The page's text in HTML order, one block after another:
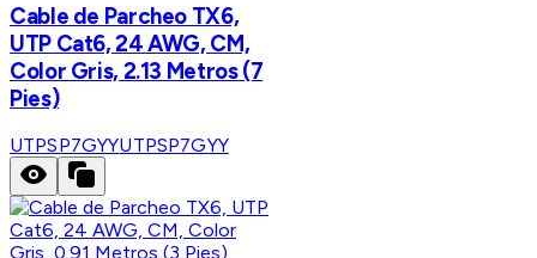
Cable de Parcheo TX6,
UTP Cat6, 24 AWG, CM,
Color Gris, 2.13 Metros (7
Pies)
UTPSP7GYYUTPSP7GYY